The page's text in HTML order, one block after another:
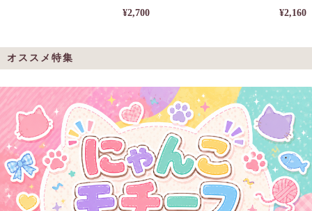
¥2,700 ¥2,160
オススメ特集